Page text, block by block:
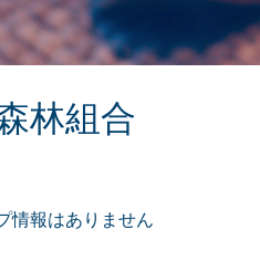
林組合
情報はありません